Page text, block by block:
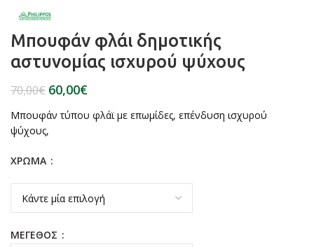
Μπουφάν φλάι δημοτικής
αστυνομίας ισχυρού ψύχους
70,00€ 60,00€
Μπουφάν τύπου φλάϊ με επωμίδες, επένδυση ισχυρού
ψύχους,
ΧΡΩΜΑ
ΜΕΓΕΘΟΣ